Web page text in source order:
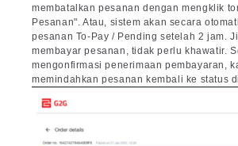
membatalkan pesanan dengan mengklik
Pesanan". Atau, sistem akan secara
pesanan To-Pay / Pending setelah 2 jam.
membayar pesanan, tidak perlu khawatir.
mengonfirmasi penerimaan pembayaran,
memindahkan pesanan kembali ke status